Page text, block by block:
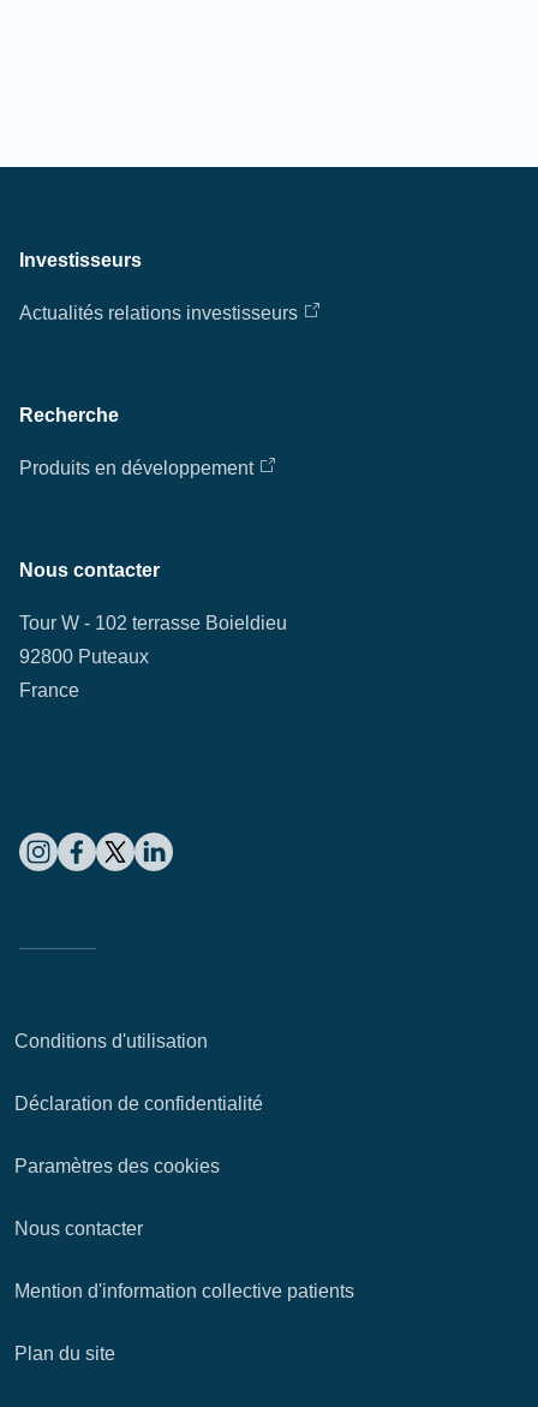
Investisseurs
Actualités relations investisseurs
Recherche
Produits en développement
Nous contacter
Tour W - 102 terrasse Boieldieu
92800 Puteaux
France
Conditions d'utilisation
Déclaration de confidentialité
Paramètres des cookies
Nous contacter
Mention d'information collective patients
Plan du site